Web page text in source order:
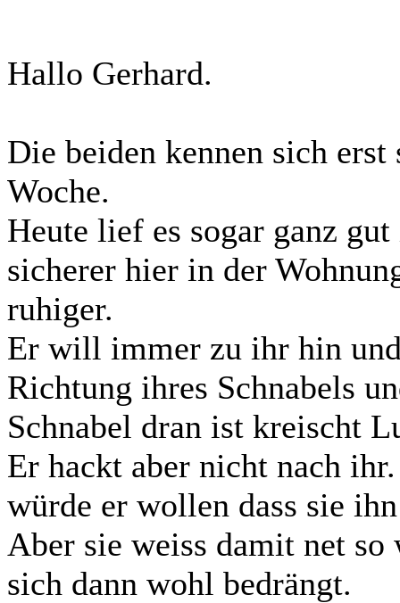
Hallo Gerhard.
Die beiden kennen sich
Woche.
Heute lief es sogar ganz
sicherer hier in der
ruhiger.
Er will immer zu ihr hin
Richtung ihres Schnabels
Schnabel dran ist kreischt
Er hackt aber nicht nach
würde er wollen dass sie
Aber sie weiss damit net
sich dann wohl bedrängt.